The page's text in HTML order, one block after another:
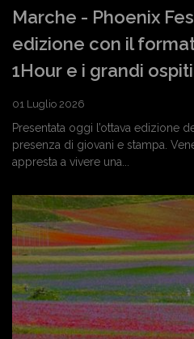
Marche - Phoenix
edizione con il
1Hour e i grandi
01 Luglio 2026
Presentata oggi l’ottava edizione
presenza di giovani e stampa.
appresta a vivere una...